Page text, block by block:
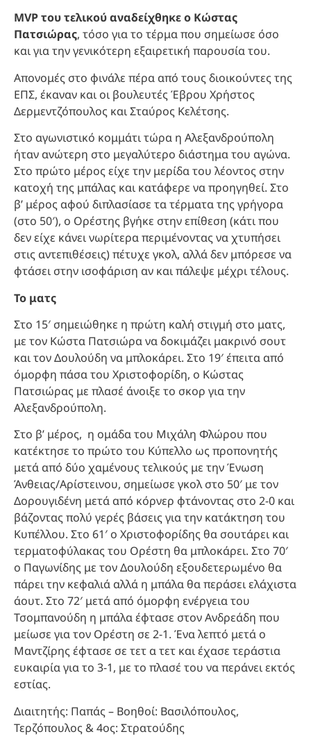
MVP του τελικού αναδείχθηκε ο Κώστας
Πατσιώρας, τόσο για το τέρμα που σημείωσε όσο
και για την γενικότερη εξαιρετική παρουσία του.
Απονομές στο φινάλε πέρα από τους διοικούντες της
ΕΠΣ, έκαναν και οι βουλευτές Έβρου Χρήστος
Δερμεντζόπουλος και Σταύρος Κελέτσης.
Στο αγωνιστικό κομμάτι τώρα η Αλεξανδρούπολη
ήταν ανώτερη στο μεγαλύτερο διάστημα του αγώνα.
Στο πρώτο μέρος είχε την μερίδα του λέοντος στην
κατοχή της μπάλας και κατάφερε να προηγηθεί. Στο
β’ μέρος αφού διπλασίασε τα τέρματα της γρήγορα
(στο 50′), ο Ορέστης βγήκε στην επίθεση (κάτι που
δεν είχε κάνει νωρίτερα περιμένοντας να χτυπήσει
στις αντεπιθέσεις) πέτυχε γκολ, αλλά δεν μπόρεσε να
φτάσει στην ισοφάριση αν και πάλεψε μέχρι τέλους.
Το ματς
Στο 15′ σημειώθηκε η πρώτη καλή στιγμή στο ματς,
με τον Κώστα Πατσιώρα να δοκιμάζει μακρινό σουτ
και τον Δουλούδη να μπλοκάρει. Στο 19′ έπειτα από
όμορφη πάσα του Χριστοφορίδη, ο Κώστας
Πατσιώρας με πλασέ άνοιξε το σκορ για την
Αλεξανδρούπολη.
Στο β’ μέρος, η ομάδα του Μιχάλη Φλώρου που
κατέκτησε το πρώτο του Κύπελλο ως προπονητής
μετά από δύο χαμένους τελικούς με την Ένωση
Άνθειας/Αρίστεινου, σημείωσε γκολ στο 50′ με τον
Δορουγιδένη μετά από κόρνερ φτάνοντας στο 2-0 και
βάζοντας πολύ γερές βάσεις για την κατάκτηση του
Κυπέλλου. Στο 61′ ο Χριστοφορίδης θα σουτάρει και
τερματοφύλακας του Ορέστη θα μπλοκάρει. Στο 70′
ο Παγωνίδης με τον Δουλούδη εξουδετερωμένο θα
πάρει την κεφαλιά αλλά η μπάλα θα περάσει ελάχιστα
άουτ. Στο 72′ μετά από όμορφη ενέργεια του
Τσομπανούδη η μπάλα έφτασε στον Ανδρεάδη που
μείωσε για τον Ορέστη σε 2-1. Ένα λεπτό μετά ο
Μαντζίρης έφτασε σε τετ α τετ και έχασε τεράστια
ευκαιρία για το 3-1, με το πλασέ του να περάνει εκτός
εστίας.
Διαιτητής: Παπάς – Βοηθοί: Βασιλόπουλος,
Τερζόπουλος & 4ος: Στρατούδης